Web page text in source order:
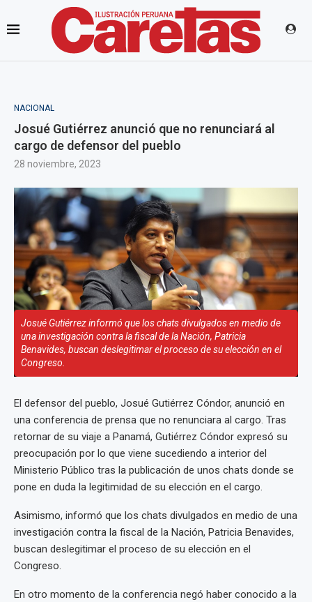
NACIONAL
Josué Gutiérrez anunció que no renunciará al
cargo de defensor del pueblo
28 noviembre, 2023
Josué Gutiérrez informó que los chats divulgados en medio de
una investigación contra la fiscal de la Nación, Patricia
Benavides, buscan deslegitimar el proceso de su elección en el
Congreso.
El defensor del pueblo, Josué Gutiérrez Cóndor, anunció en
una conferencia de prensa que no renunciara al cargo. Tras
retornar de su viaje a Panamá, Gutiérrez Cóndor expresó su
preocupación por lo que viene sucediendo a interior del
Ministerio Público tras la publicación de unos chats donde se
pone en duda la legitimidad de su elección en el cargo.
Asimismo, informó que los chats divulgados en medio de una
investigación contra la fiscal de la Nación, Patricia Benavides,
buscan deslegitimar el proceso de su elección en el
Congreso.
En otro momento de la conferencia negó haber conocido a la